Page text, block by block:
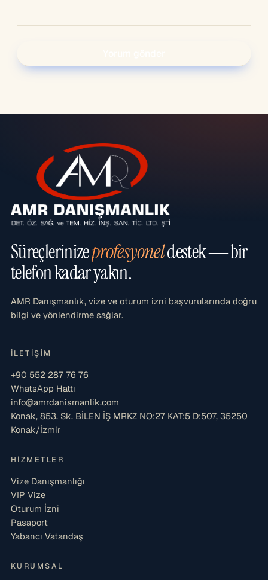
Süreçlerinizeprofesyoneldestek — bir
telefon kadar yakın.
AMR Danışmanlık, vize ve oturum izni başvurularında doğru
bilgi ve yönlendirme sağlar.
İLETIŞIM
+90 552 287 76 76
WhatsApp Hattı
info@amrdanismanlik.com
Konak, 853. Sk. BİLEN İŞ MRKZ NO:27 KAT:5 D:507, 35250
Konak/İzmir
HIZMETLER
Vize Danışmanlığı
VIP Vize
Oturum İzni
Pasaport
Yabancı Vatandaş
KURUMSAL